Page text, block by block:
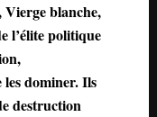
Vierge blanche,
l’élite politique
les dominer. Ils
destruction